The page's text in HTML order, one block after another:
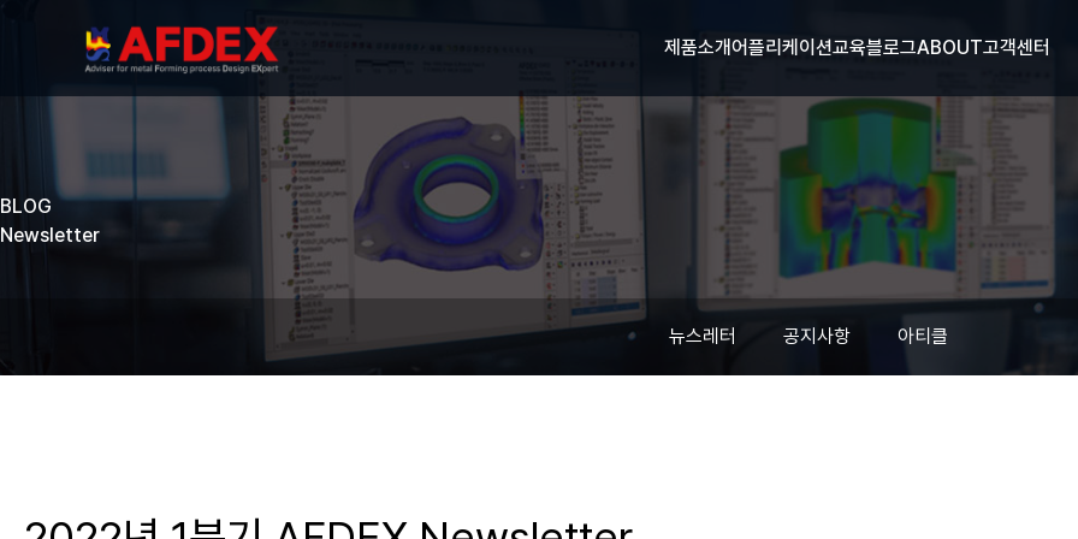
제품소개어플리케이션교육블로그ABOUT고객센터
BLOG
Newsletter
뉴스레터 공지사항 아티클